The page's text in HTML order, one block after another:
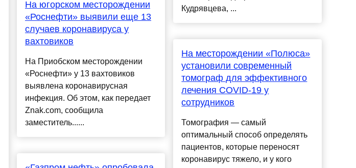
На югорском месторождении
«Роснефти» выявили еще 13
случаев коронавируса у
вахтовиков
На Приобском месторождении
«Роснефти» у 13 вахтовиков
выявлена коронавирусная
инфекция. Об этом, как передает
Znak.com, сообщила
заместитель......
Кудрявцева, ...
На месторождении «Полюса»
установили современный
томограф для эффективного
лечения COVID-19 у
сотрудников
Томография — самый
оптимальный способ определять
пациентов, которые переносят
коронавирус тяжело, и у кого